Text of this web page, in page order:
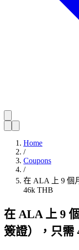
Home
/
Coupons
/
在 ALA 上 9 個
46k THB
在 ALA 上 9
簽證），只需